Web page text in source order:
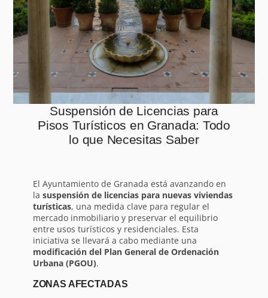
Suspensión de Licencias para
Pisos Turísticos en Granada: Todo
lo que Necesitas Saber
El Ayuntamiento de Granada está avanzando en
la suspensión de licencias para nuevas viviendas
turísticas, una medida clave para regular el
mercado inmobiliario y preservar el equilibrio
entre usos turísticos y residenciales. Esta
iniciativa se llevará a cabo mediante una
modificación del Plan General de Ordenación
Urbana (PGOU).
ZONAS AFECTADAS